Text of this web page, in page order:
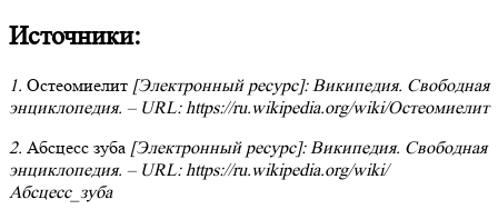
Источники:
1. Остеомиелит [Электронный ресурс]: Википедия. Свободная
энциклопедия. – URL: https://ru.wikipedia.org/wiki/Остеомиелит
2. Абсцесс зуба [Электронный ресурс]: Википедия. Свободная
энциклопедия. – URL: https://ru.wikipedia.org/wiki/
Абсцесс_зуба